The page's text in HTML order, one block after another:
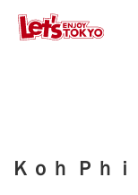
Ｋｏｈ Ｐｈ